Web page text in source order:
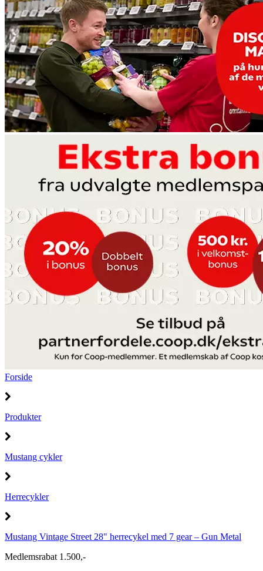
Forside
Produkter
Mustang cykler
Herrecykler
Mustang Vintage Street 28" herrecykel med 7 gear – Gun Metal
Medlemsrabat 1.500,-